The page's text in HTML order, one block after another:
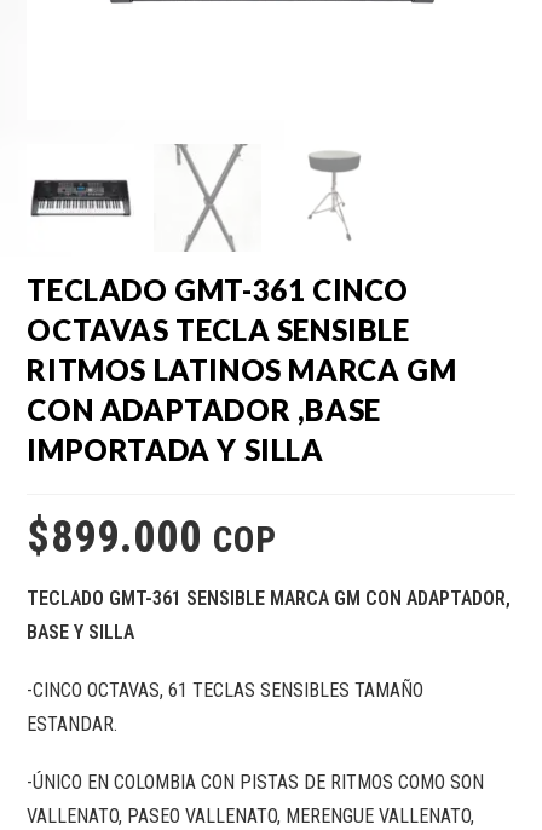
TECLADO GMT-361 CINCO
OCTAVAS TECLA SENSIBLE
RITMOS LATINOS MARCA GM
CON ADAPTADOR ,BASE
IMPORTADA Y SILLA
$899.000 COP
TECLADO GMT-361 SENSIBLE MARCA GM CON ADAPTADOR,
BASE Y SILLA
-CINCO OCTAVAS, 61 TECLAS SENSIBLES TAMAÑO
ESTANDAR.
-ÚNICO EN COLOMBIA CON PISTAS DE RITMOS COMO SON
VALLENATO, PASEO VALLENATO, MERENGUE VALLENATO,